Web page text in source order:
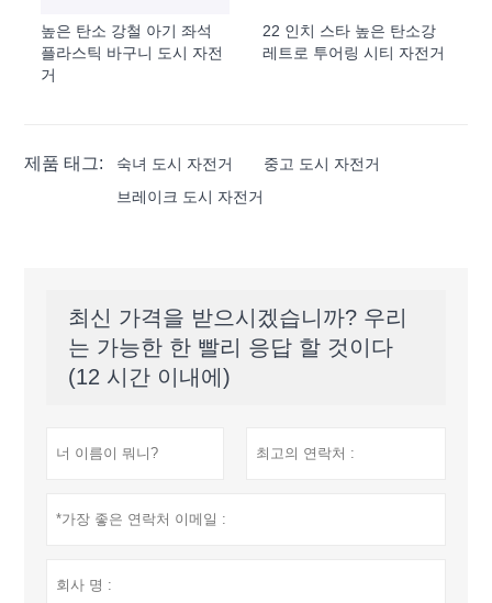
높은 탄소 강철 아기 좌석
플라스틱 바구니 도시 자전
거
22 인치 스타 높은 탄소강
레트로 투어링 시티 자전거
제품 태그: 숙녀 도시 자전거
중고 도시 자전거
브레이크 도시 자전거
최신 가격을 받으시겠습니까? 우리
는 가능한 한 빨리 응답 할 것이다
(12 시간 이내에)